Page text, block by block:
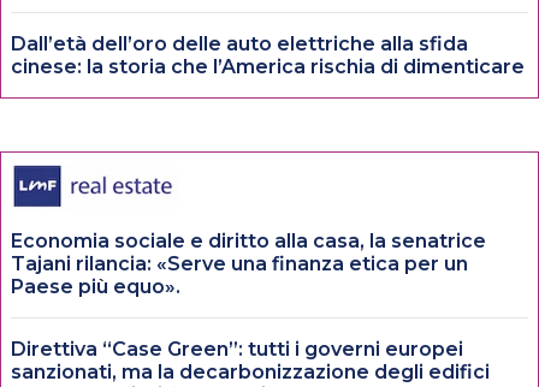
Dall’età dell’oro delle auto elettriche alla sfida
cinese: la storia che l’America rischia di dimenticare
Economia sociale e diritto alla casa, la senatrice
Tajani rilancia: «Serve una finanza etica per un
Paese più equo».
Direttiva “Case Green”: tutti i governi europei
sanzionati, ma la decarbonizzazione degli edifici